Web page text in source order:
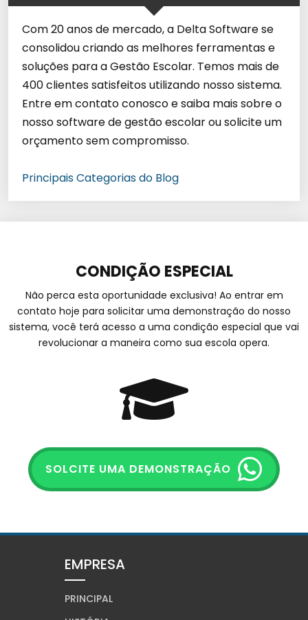
Com 20 anos de mercado, a Delta Software se
consolidou criando as melhores ferramentas e
soluções para a Gestão Escolar. Temos mais de
400 clientes satisfeitos utilizando nosso sistema.
Entre em contato conosco e saiba mais sobre o
nosso software de gestão escolar ou solicite um
orçamento sem compromisso.
Principais Categorias do Blog
CONDIÇÃO ESPECIAL
Não perca esta oportunidade exclusiva! Ao entrar em
contato hoje para solicitar uma demonstração do nosso
sistema, você terá acesso a uma condição especial que vai
revolucionar a maneira como sua escola opera.
SOLCITE UMA DEMONSTRAÇÃO
EMPRESA
PRINCIPAL